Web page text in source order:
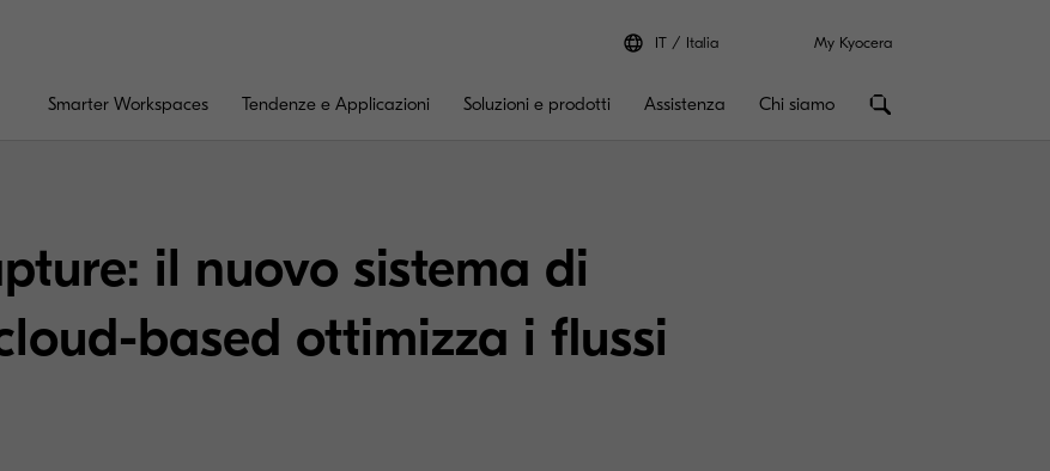
IT Italia My Kyocera
Smarter Workspaces Tendenze e Applicazioni Soluzioni e prodotti Assistenza Chi siamo
il nuovo sistema di
based ottimizza i flussi